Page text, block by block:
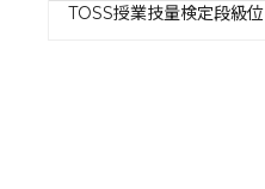
TOSS授業技量検定段級位